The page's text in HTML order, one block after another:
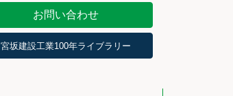
お問い合わせ
宮坂建設工業100年ライブラリー